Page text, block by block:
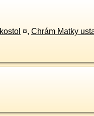
¤, Chrám Matky